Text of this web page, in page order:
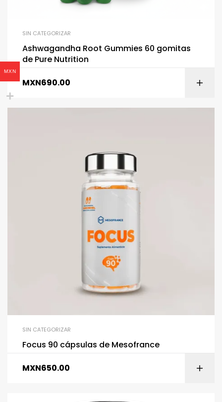
SIN CATEGORIZAR
Ashwagandha Root Gummies 60 gomitas
de Pure Nutrition
MXN690.00
SIN CATEGORIZAR
Focus 90 cápsulas de Mesofrance
MXN650.00
MXN